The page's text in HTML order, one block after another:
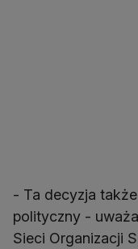
- Ta decyzja
polityczny -
Sieci Organizacji